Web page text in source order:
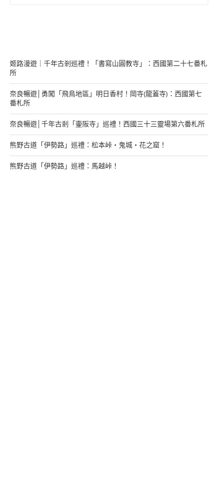
姬路漫遊｜千年古剎巡禮！「書寫山圓教寺」：西國第二十七番札
所
奈良暢遊│勇闖「飛鳥地區」明日香村！岡寺(龍蓋寺)：西國第七
番札所
奈良暢遊│千年古剎「壷阪寺」巡禮！西國三十三靈場第六番札所
熊野古道「伊勢路」巡禮：松本峠・鬼城・花之窟！
熊野古道「伊勢路」巡禮：馬越峠！